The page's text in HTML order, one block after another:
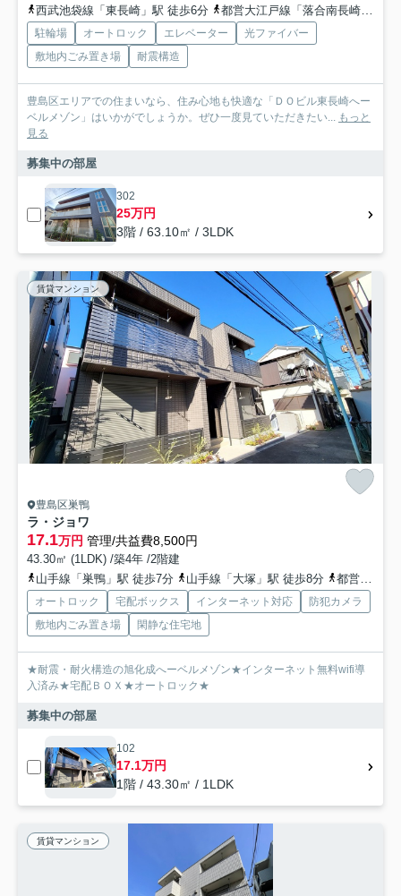
西武池袋線「東長崎」駅 徒歩6分
都営大江戸線「落合南長崎」駅 徒歩11分
駐輪場 オートロック エレベーター
光ファイバー
敷地内ごみ置き場
耐震構造
豊島区エリアでの住まいなら、住み心地も快適な「ＤＯビル東長崎へー
ベルメゾン」はいかがでしょうか。ぜひ一度見ていただきたい... もっと
見る
募集中の部屋
302
25万円
3階 / 63.10㎡ / 3LDK
賃貸マンション
豊島区巣鴨
ラ・ジョワ
17.1万円 管理/共益費8,500円
43.30㎡ (1LDK) /築4年 /2階建
山手線「巣鴨」駅 徒歩7分
山手線「大塚」駅 徒歩8分 都営三田線「西巣鴨」駅 徒歩14分
オートロック 宅配ボックス インターネット対応
防犯カメラ
敷地内ごみ置き場
閑静な住宅地
★耐震・耐火構造の旭化成へーベルメゾン★インターネット無料wifi導
入済み★宅配ＢＯＸ★オートロック★
募集中の部屋
102
17.1万円
1階 / 43.30㎡ / 1LDK
賃貸マンション